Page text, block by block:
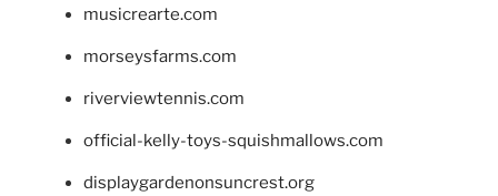
musicrearte.com
morseysfarms.com
riverviewtennis.com
official-kelly-toys-squishmallows.com
displaygardenonsuncrest.org